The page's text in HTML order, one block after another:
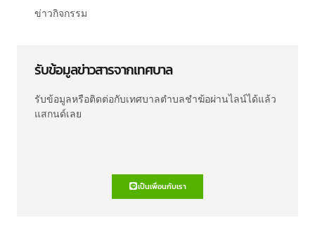
ข่าวกิจกรรม
รับข้อมูลข่าวสารจากเทศบาล
รับข้อมูลหรือติดต่อกับเทศบาลตำบลชำฆ้อผ่านไลน์ได้แล้ว
แสกนด์เลย
เป็นเพื่อนกับเรา